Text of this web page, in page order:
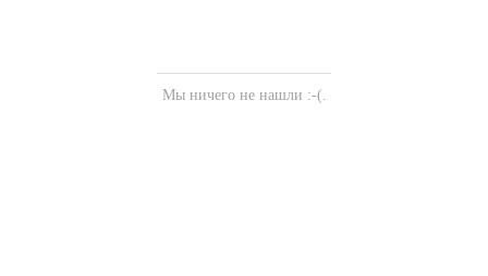
Мы ничего не нашли :-(.